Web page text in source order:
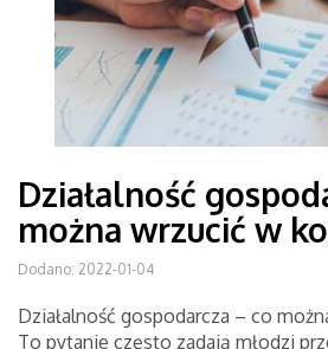
Działalność
można wrzucić w
Dodano: 2022-01-04
Działalność gospodarcza – co
To pytanie często zadają młodzi